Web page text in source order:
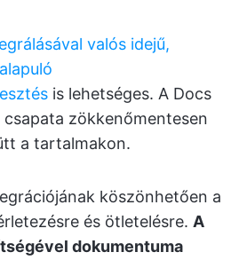
valós idejű,
is lehetséges. A Docs
csapata zökkenőmentesen
a tartalmakon.
köszönhetően a
és ötletelésre. A
dokumentuma